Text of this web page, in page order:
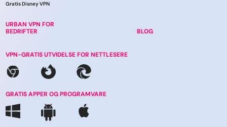
Gratis Disney VPN
URBAN VPN FOR
BEDRIFTER
BLOG
VPN-GRATIS UTVIDELSE FOR NETTLESERE
GRATIS APPER OG PROGRAMVARE